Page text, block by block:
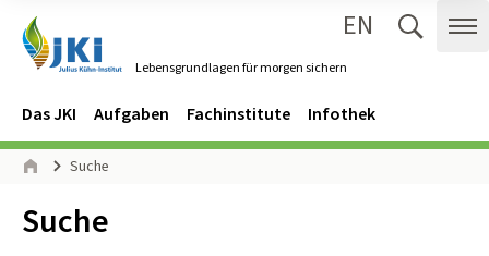
Lebensgrundlagen für morgen sichern
EN
Navigation
Hauptmenü
Das JKI Aufgaben Fachinstitute Infothek
Seitenpfad
Suche
Inhalt:
Suche